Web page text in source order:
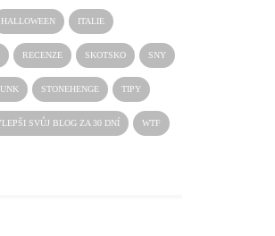
HALLOWEEN ITALIE
RECENZE SKOTSKO SNY
STONEHENGE TIPY
SVŮJ BLOG ZA 30 DNÍ WTF